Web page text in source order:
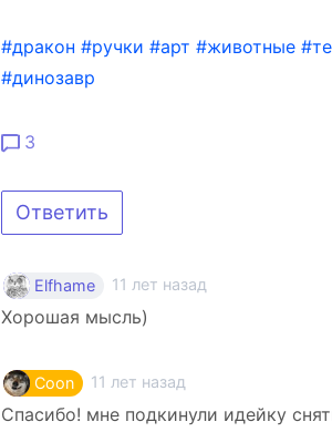
#дракон #ручки #арт #животные
#динозавр
3
Ответить
Elfhame 11 лет назад
Хорошая мысль)
Coon 11 лет назад
Спасибо! мне подкинули идейку